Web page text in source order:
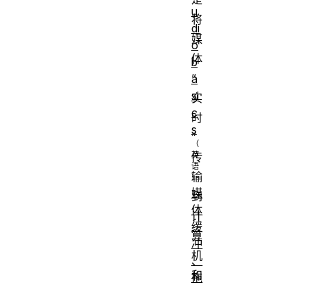
将
媒
体
“
实
时
”
传
输
到
计
算
机
和
u
di
o
b
a
si
c
s
媒
体
缓
冲
、
拖